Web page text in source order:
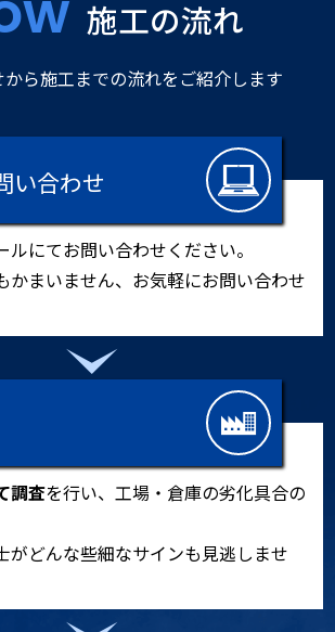
施工の流れ
ら施工までの流れをご紹介します
い合わせ
ルにてお問い合わせください。
かまいません、お気軽にお問い合わせ
調査を行い、工場・倉庫の劣化具合の
がどんな些細なサインも見逃しませ